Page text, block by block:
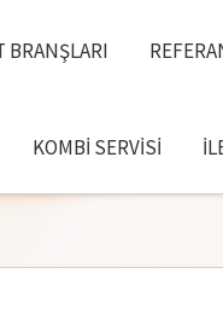
BRANŞLARI
KOMBI SERVISI